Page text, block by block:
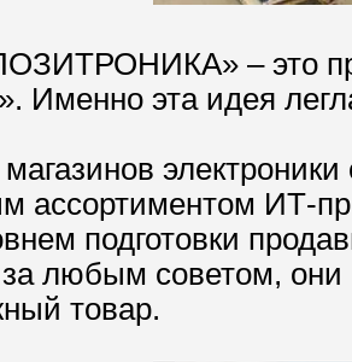
– это
Именно эта идея
ассортиментом ИТ-
подготовки
любым советом, они
товар.